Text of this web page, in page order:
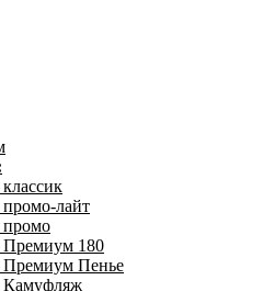
лайт
180
Пенье
Камуфляж